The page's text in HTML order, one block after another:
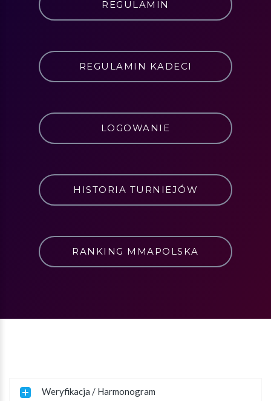
REGULAMIN
REGULAMIN KADECI
LOGOWANIE
HISTORIA TURNIEJÓW
RANKING MMAPOLSKA
Weryfikacja / Harmonogram